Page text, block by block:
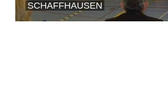
SCHAFFHAUSEN